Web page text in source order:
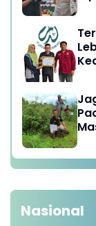
Nasional